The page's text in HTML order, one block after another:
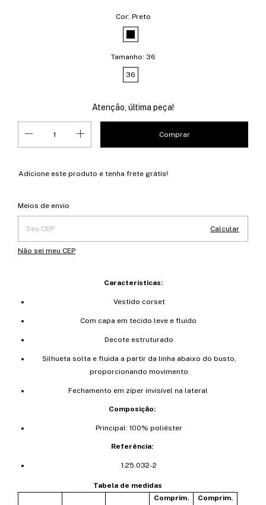
Cor: Preto
Tamanho: 36
36
Atenção, última peça!
Adicione este produto e tenha frete grátis!
Entregas para o CEP:
Meios de envio
Calcular
Não sei meu CEP
Características:
Vestido corset
Com capa em tecido leve e fluido
Decote estruturado
Silhueta solta e fluida a partir da linha abaixo do busto,
proporcionando movimento
Fechamento em zíper invisível na lateral
Composição:
Principal: 100% poliéster
Referência:
1.25.032-2
Tabela de medidas
Comprim. Comprim.